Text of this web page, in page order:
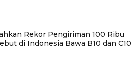
Rekor Pengiriman 100 Ribu
di Indonesia Bawa B10 dan C10